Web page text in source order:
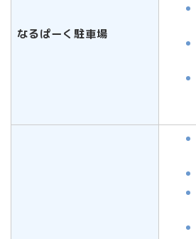
なるぱーく駐車場